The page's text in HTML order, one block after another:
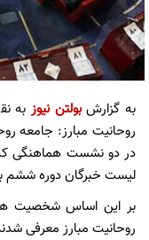
به گزارشبولتن نیوز به
روحانیت مبارز: جامعه
در دو نشست هماهنگی که
لیست خبرگان دوره ششم
بر این اساس شخصیت
روحانیت مبارز معرفی